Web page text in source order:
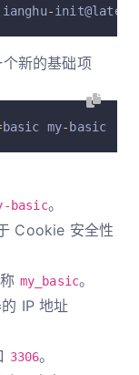
-
新的基础项
basic my- basic
basic。
Cookie 安全性
my_basic。
IP 地址
3306。